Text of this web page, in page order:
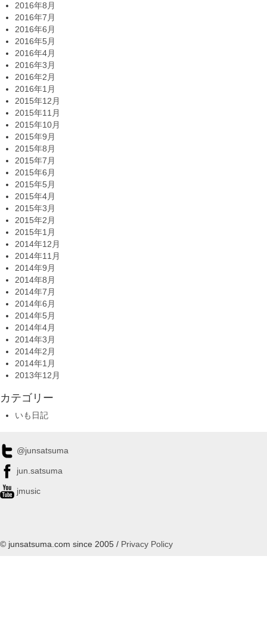
2016年8月
2016年7月
2016年6月
2016年5月
2016年4月
2016年3月
2016年2月
2016年1月
2015年12月
2015年11月
2015年10月
2015年9月
2015年8月
2015年7月
2015年6月
2015年5月
2015年4月
2015年3月
2015年2月
2015年1月
2014年12月
2014年11月
2014年9月
2014年8月
2014年7月
2014年6月
2014年5月
2014年4月
2014年3月
2014年2月
2014年1月
2013年12月
カテゴリー
いも日記
@junsatsuma
jun.satsuma
jmusic
© junsatsuma.com since 2005 / Privacy Policy